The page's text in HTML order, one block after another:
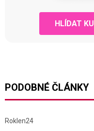
HLÍDAT
PODOBNÉ ČLÁNKY
Roklen24